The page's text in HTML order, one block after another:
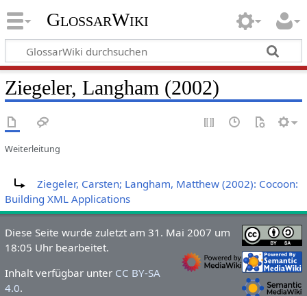
GlossarWiki
Ziegeler, Langham (2002)
Weiterleitung
Ziegeler, Carsten; Langham, Matthew (2002): Cocoon:
Building XML Applications
Diese Seite wurde zuletzt am 31. Mai 2007 um
18:05 Uhr bearbeitet.
Inhalt verfügbar unter CC BY-SA
4.0.